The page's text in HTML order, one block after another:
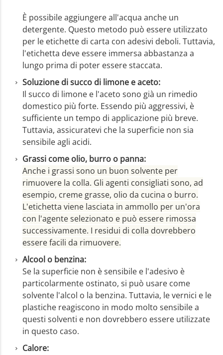
È possibile aggiungere all'acqua anche un
detergente. Questo metodo può essere utilizzato
per le etichette di carta con adesivi deboli. Tuttavia,
l'etichetta deve essere immersa abbastanza a
lungo prima di poter essere staccata.
Soluzione di succo di limone e aceto:
Il succo di limone e l'aceto sono già un rimedio
domestico più forte. Essendo più aggressivi, è
sufficiente un tempo di applicazione più breve.
Tuttavia, assicuratevi che la superficie non sia
sensibile agli acidi.
Grassi come olio, burro o panna:
Anche i grassi sono un buon solvente per
rimuovere la colla. Gli agenti consigliati sono, ad
esempio, creme grasse, olio da cucina o burro.
L'etichetta viene lasciata in ammollo per un'ora
con l'agente selezionato e può essere rimossa
successivamente. I residui di colla dovrebbero
essere facili da rimuovere.
Alcool o benzina:
Se la superficie non è sensibile e l'adesivo è
particolarmente ostinato, si può usare come
solvente l'alcol o la benzina. Tuttavia, le vernici e le
plastiche reagiscono in modo molto sensibile a
questi solventi e non dovrebbero essere utilizzate
in questo caso.
Calore: